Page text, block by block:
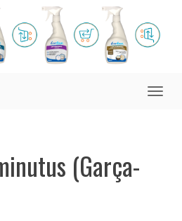
Toggle
(Garça-